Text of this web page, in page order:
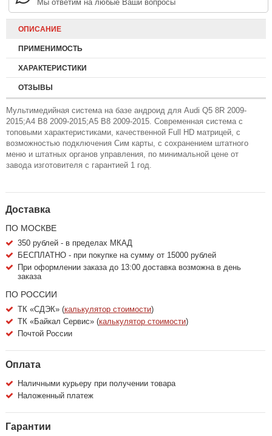
Мы ответим на любые Ваши вопросы
ОПИСАНИЕ
ПРИМЕНИМОСТЬ
ХАРАКТЕРИСТИКИ
ОТЗЫВЫ
Мультимедийная система на базе андроид для Audi Q5 8R 2009-
2015;A4 B8 2009-2015;A5 B8 2009-2015. Современная система с
топовыми характеристиками, качественной Full HD матрицей, с
возможностью подключения Сим карты, с сохранением штатного
меню и штатных органов управления, по минимальной цене от
завода изготовителя с гарантией 1 год.
Доставка
ПО МОСКВЕ
350 рублей - в пределах МКАД
БЕСПЛАТНО - при покупке на сумму от 15000 рублей
При оформлении заказа до 13:00 доставка возможна в день
заказа
ПО РОССИИ
ТК «СДЭК» (калькулятор стоимости)
ТК «Байкал Сервис» (калькулятор стоимости)
Почтой России
Оплата
Наличными курьеру при получении товара
Наложенный платеж
Гарантии